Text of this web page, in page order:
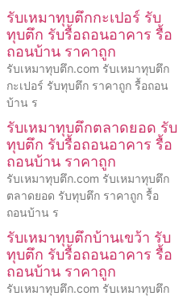
รับเหมาทุบตึกกะเปอร์ รับ
ทุบตึก รับรื้อถอนอาคาร รื้อ
ถอนบ้าน ราคาถูก
รับเหมาทุบตึก.com รับเหมาทุบตึก
กะเปอร์ รับทุบตึก ราคาถูก รื้อถอน
บ้าน ร
รับเหมาทุบตึกตลาดยอด รับ
ทุบตึก รับรื้อถอนอาคาร รื้อ
ถอนบ้าน ราคาถูก
รับเหมาทุบตึก.com รับเหมาทุบตึก
ตลาดยอด รับทุบตึก ราคาถูก รื้อ
ถอนบ้าน ร
รับเหมาทุบตึกบ้านเขว้า รับ
ทุบตึก รับรื้อถอนอาคาร รื้อ
ถอนบ้าน ราคาถูก
รับเหมาทุบตึก.com รับเหมาทุบตึก